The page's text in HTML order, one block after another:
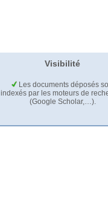
Visibilité
Les documents déposés
indexés par les moteurs de
(Google Scholar,…).